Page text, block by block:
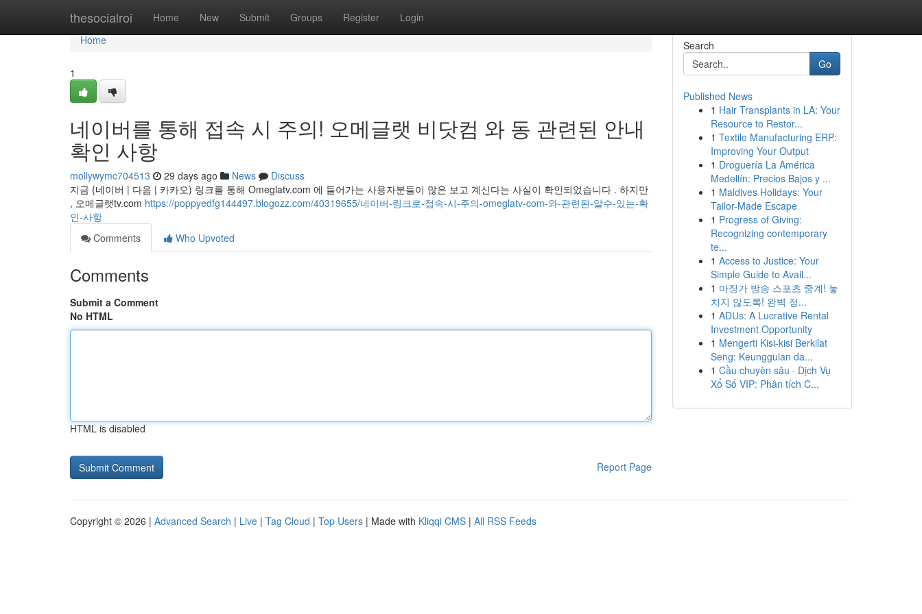
thesocialroi Home New Submit Groups Register Login
Home
Home
1
네이버를 통해 접속 시 주의! 오메글랫 비닷컴 와 동 관련된 안내
확인 사항
mollywymc704513 29 days ago News
Discuss
지금 {네이버 | 다음 | 카카오) 링크를 통해 Omeglatv.com 에 들어가는 사용자분들이 많은 보고 계신다는 사실이 확인되었습니다 . 하지만
, 오메글랫tv.com https://poppyedfg144497.blogozz.com/40319655/네이버-링크로-접속-시-주의-omeglatv-com-와-관련된-알수-있는-확
인-사항
Comments
Who Upvoted
Comments
Submit a Comment
No HTML
HTML is disabled
Report Page
Search
Go
Published News
1 Hair Transplants in LA: Your
Resource to Restor...
1 Textile Manufacturing ERP:
Improving Your Output
1 Droguería La América
Medellín: Precios Bajos y ...
1 Maldives Holidays: Your
Tailor-Made Escape
1 Progress of Giving:
Recognizing contemporary
te...
1 Access to Justice: Your
Simple Guide to Avail...
1 마징가 방송 스포츠 중계! 놓
치지 않도록! 완벽 정...
1 ADUs: A Lucrative Rental
Investment Opportunity
1 Mengerti Kisi-kisi Berkilat
Seng: Keunggulan da...
1 Cầu chuyên sâu · Dịch Vụ
Xổ Số VIP: Phân tích C...
Copyright © 2026 | Advanced Search | Live | Tag Cloud | Top Users | Made with Kliqqi CMS | All RSS Feeds